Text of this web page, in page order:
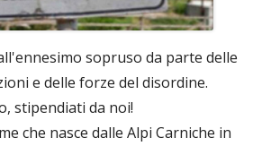
sopruso da parte delle
e delle forze del disordine.
stipendiati da noi!
che nasce dalle Alpi Carniche in